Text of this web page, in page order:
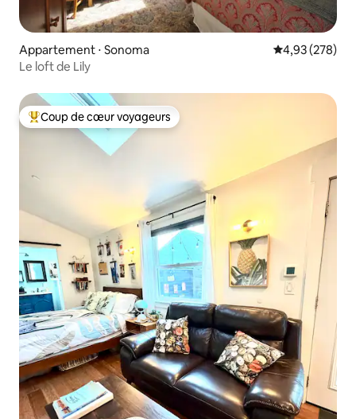
Appartement ⋅ Sonoma Évaluation
4,93 (278)
Le loft de Lily
Coups de cœur voyageurs les plus appréciés
Coup de cœur voyageurs